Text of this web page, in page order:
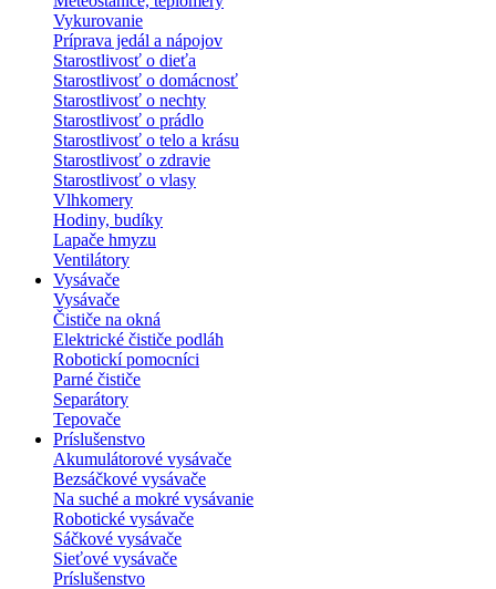
Vykurovanie
Príprava jedál a nápojov
Starostlivosť o dieťa
Starostlivosť o domácnosť
Starostlivosť o nechty
Starostlivosť o prádlo
Starostlivosť o telo a krásu
Starostlivosť o zdravie
Starostlivosť o vlasy
Vlhkomery
Hodiny, budíky
Lapače hmyzu
Ventilátory
Vysávače
Vysávače
Čističe na okná
Elektrické čističe podláh
Robotickí pomocníci
Parné čističe
Separátory
Tepovače
Príslušenstvo
Akumulátorové vysávače
Bezsáčkové vysávače
Na suché a mokré vysávanie
Robotické vysávače
Sáčkové vysávače
Sieťové vysávače
Príslušenstvo